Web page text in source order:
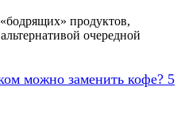
продуктов,
очередной
можно заменить кофе? 5